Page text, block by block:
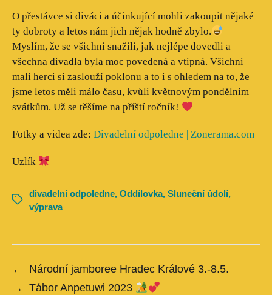
O přestávce si diváci a účinkující mohli zakoupit nějaké
ty dobroty a letos nám jich nějak hodně zbylo.
Myslím, že se všichni snažili, jak nejlépe dovedli a
všechna divadla byla moc povedená a vtipná. Všichni
malí herci si zaslouží poklonu a to i s ohledem na to, že
jsme letos měli málo času, kvůli květnovým pondělním
svátkům. Už se těšíme na příští ročník!
Fotky a videa zde: Divadelní odpoledne | Zonerama.com
Uzlík
divadelní odpoledne, Oddílovka, Sluneční údolí,
výprava
←
Národní jamboree Hradec Králové 3.-8.5.
→
Tábor Anpetuwi 2023